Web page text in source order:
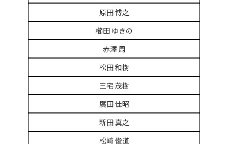
原田 博之
櫛田 ゆきの
赤澤 周
松田 和樹
三宅 茂樹
廣田 佳昭
新田 真之
松﨑 俊道